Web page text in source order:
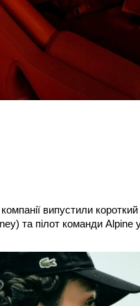
випустили короткий
та пілот команди Alpine